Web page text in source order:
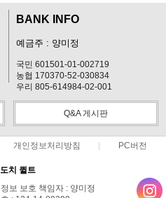
BANK INFO
예금주 : 양미정
국민 601501-01-002719
농협 170370-52-030834
우리 805-614984-02-001
Q&A 게시판
개인정보처리방침 PC버전
치 퀼트
보 보호 책임자 : 양미정